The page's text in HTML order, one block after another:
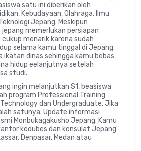
satu ini diberikan oleh
Kebudayaan, Olahraga, Ilmu
Jepang. Meskipun
jepang memerlukan persiapan
menarik karena sudah
selama kamu tinggal di Jepang.
ikatan dinas sehingga kamu bebas
hidup eelanjutnya setelah
studi.
ingin melanjutkan S1, beasiswa
program Professional Training
dan Undergraduate. Jika
satunya. Update informasi
Monbukagakusho Jepang. Kamu
kedubes dan konsulat Jepang
Denpasar, Medan atau